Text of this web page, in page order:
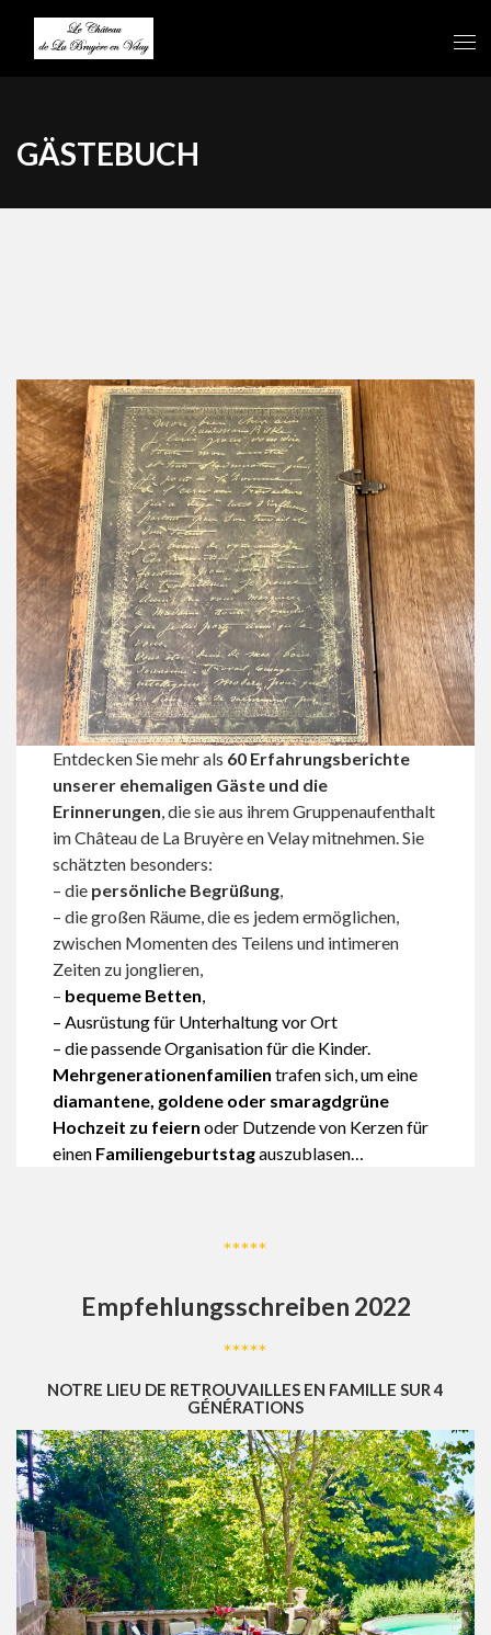
GÄSTEBUCH
Entdecken Sie mehr als 60 Erfahrungsberichte
unserer ehemaligen Gäste und die
Erinnerungen, die sie aus ihrem Gruppenaufenthalt
im Château de La Bruyère en Velay mitnehmen. Sie
schätzten besonders:
– die persönliche Begrüßung,
– die großen Räume, die es jedem ermöglichen,
zwischen Momenten des Teilens und intimeren
Zeiten zu jonglieren,
– bequeme Betten,
– Ausrüstung für Unterhaltung vor Ort
– die passende Organisation für die Kinder.
Mehrgenerationenfamilien trafen sich, um eine
diamantene, goldene oder smaragdgrüne
Hochzeit zu feiern oder Dutzende von Kerzen für
einen Familiengeburtstagauszublasen…
*****
Empfehlungsschreiben 2022
*****
NOTRE LIEU DE RETROUVAILLES EN FAMILLE SUR 4
GÉNÉRATIONS